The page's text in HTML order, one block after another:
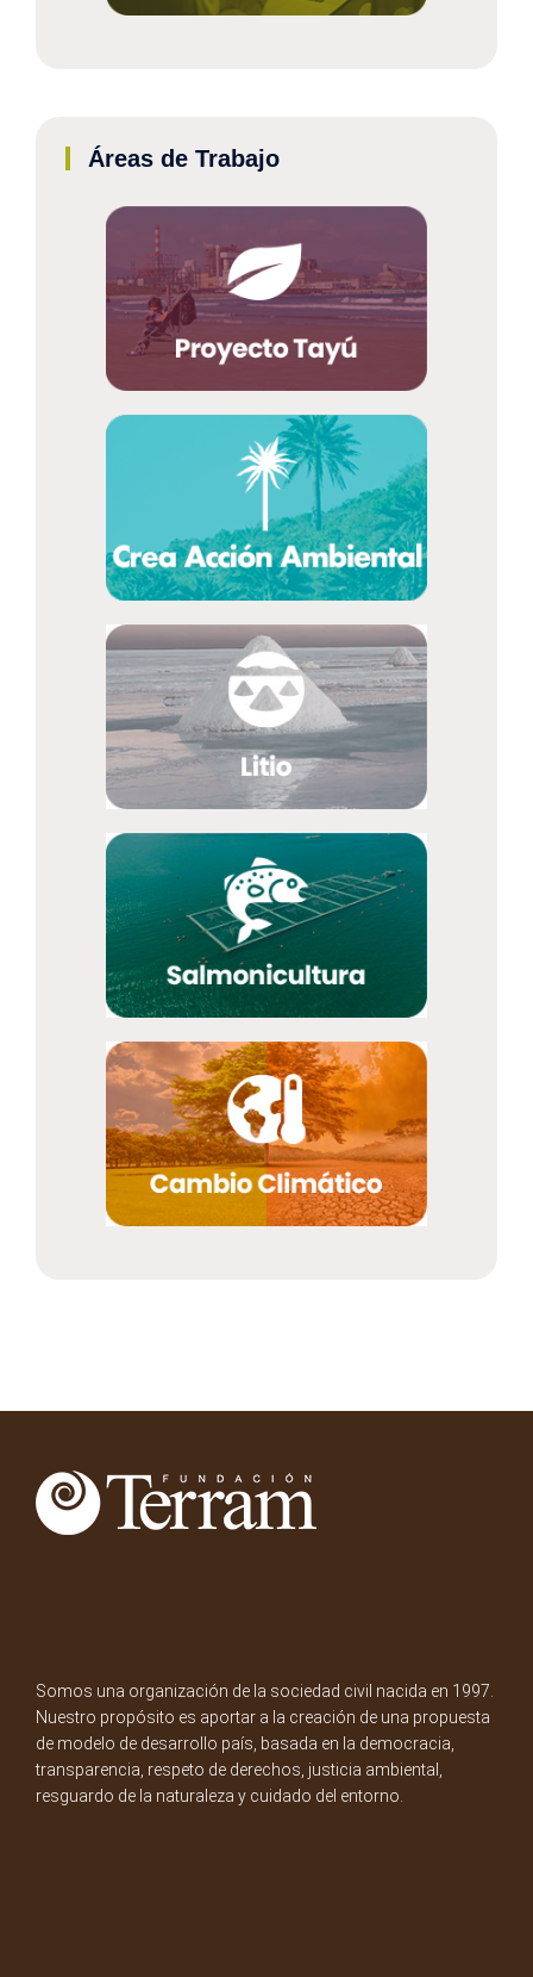
Áreas de Trabajo
Somos una organización de la sociedad civil nacida en 1997.
Nuestro propósito es aportar a la creación de una propuesta
de modelo de desarrollo país, basada en la democracia,
transparencia, respeto de derechos, justicia ambiental,
resguardo de la naturaleza y cuidado del entorno.